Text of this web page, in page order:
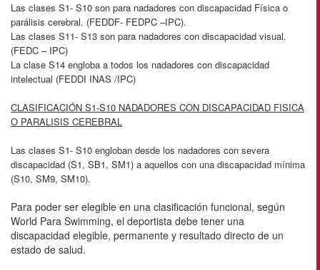
Las clases S1- S10 son para nadadores con discapacidad Física o
parálisis cerebral. (FEDDF- FEDPC –IPC).
Las clases S11- S13 son para nadadores con discapacidad visual.
(FEDC – IPC)
La clase S14 engloba a todos los nadadores con discapacidad
intelectual (FEDDI INAS /IPC)
CLASIFICACIÓN S1-S10 NADADORES CON DISCAPACIDAD FISICA
O PARALISIS CEREBRAL
Las clases S1- S10 engloban desde los nadadores con severa
discapacidad (S1, SB1, SM1) a aquellos con una discapacidad mínima
(S10, SM9, SM10).
Para poder ser elegible en una clasificación funcional, según
World Para Swimming, el deportista debe tener una
discapacidad elegible, permanente y resultado directo de un
estado de salud.